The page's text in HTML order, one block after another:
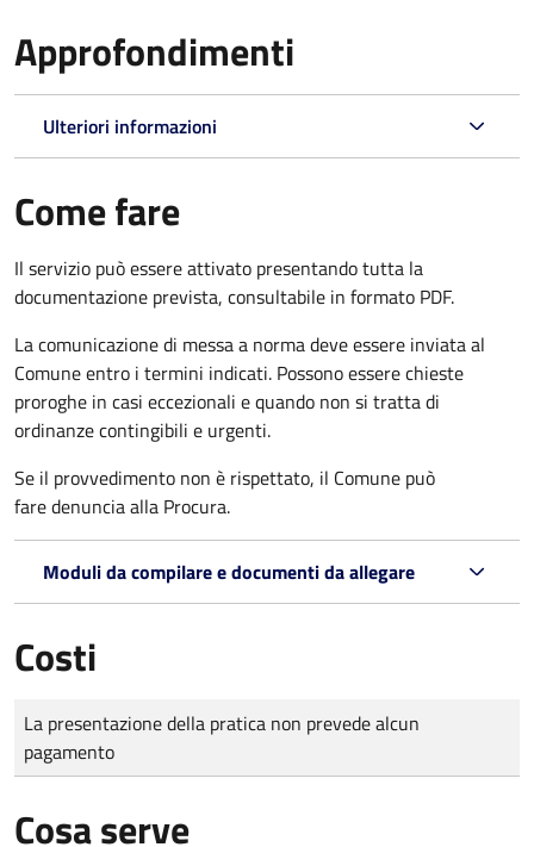
Approfondimenti
Ulteriori informazioni
Come fare
Il servizio può essere attivato presentando tutta la
documentazione prevista, consultabile in formato PDF.
La comunicazione di messa a norma deve essere inviata al
Comune entro i termini indicati. Possono essere chieste
proroghe in casi eccezionali e quando non si tratta di
ordinanze contingibili e urgenti.
Se il provvedimento non è rispettato, il Comune può
fare denuncia alla Procura.
Moduli da compilare e documenti da allegare
Costi
Tipo di pagamento
Importo
La presentazione della pratica non prevede alcun
pagamento
Cosa serve